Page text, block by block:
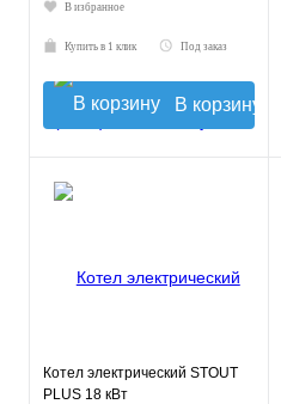
В избранное
Купить в 1 клик Под заказ
В корзину
Котел электрический STOUT
PLUS 18 кВт